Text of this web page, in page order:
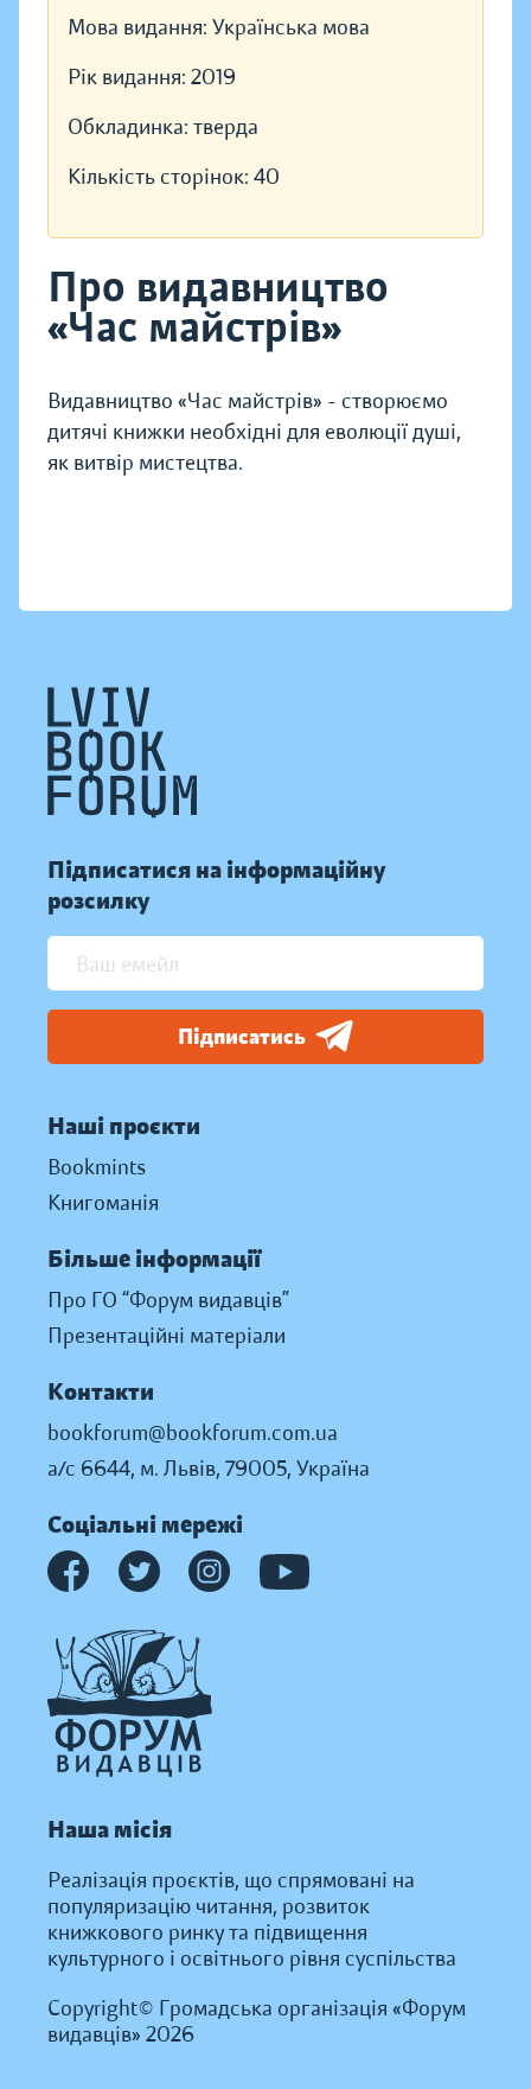
Мова видання: Українська мова
Рік видання: 2019
Обкладинка: тверда
Кількість сторінок: 40
Про видавництво
«Час майстрів»
Видавництво «Час майстрів» - створюємо
дитячі книжки необхідні для еволюції душі,
як витвір мистецтва.
Підписатися на інформаційну
розсилку
Підписатись
Наші проєкти
Bookmints
Книгоманія
Більше інформації
Про ГО “Форум видавців”
Презентаційні матеріали
Контакти
bookforum@bookforum.com.ua
а/с 6644, м. Львів, 79005, Україна
Соціальні мережі
Наша місія
Реалізація проєктів, що спрямовані на
популяризацію читання, розвиток
книжкового ринку та підвищення
культурного і освітнього рівня суспільства
Copyright© Громадська організація «Форум
видавців» 2026